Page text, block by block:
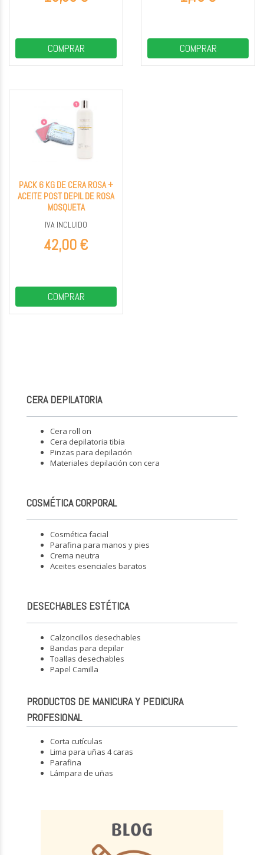
COMPRAR COMPRAR
PACK 6 KG DE CERA ROSA +
ACEITE POST DEPIL DE ROSA
MOSQUETA
IVA INCLUIDO
42,00 €
COMPRAR
CERA DEPILATORIA
Cera roll on
Cera depilatoria tibia
Pinzas para depilación
Materiales depilación con cera
COSMÉTICA CORPORAL
Cosmética facial
Parafina para manos y pies
Crema neutra
Aceites esenciales baratos
DESECHABLES ESTÉTICA
Calzoncillos desechables
Bandas para depilar
Toallas desechables
Papel Camilla
PRODUCTOS DE MANICURA Y PEDICURA
PROFESIONAL
Corta cutículas
Lima para uñas 4 caras
Parafina
Lámpara de uñas